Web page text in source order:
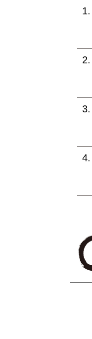
1.
2.
3.
4.